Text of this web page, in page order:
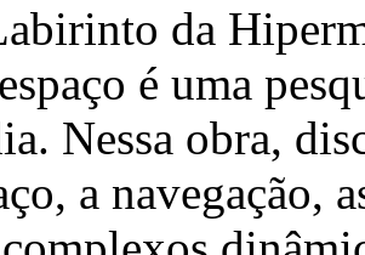
da
é uma
Nessa obra,
a navegação,